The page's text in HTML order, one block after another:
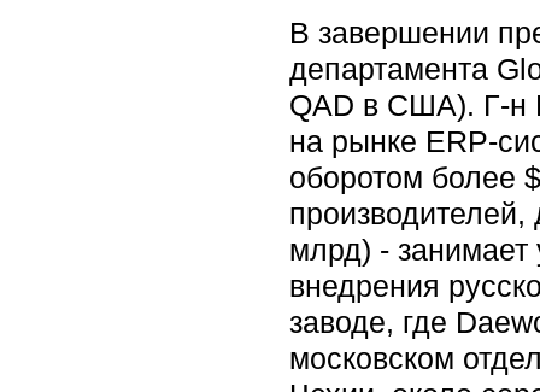
В завершении
департамента
QAD в США). Г-н
на рынке ERP-
оборотом более
млрд) - занимает
внедрения
заводе, где
московском